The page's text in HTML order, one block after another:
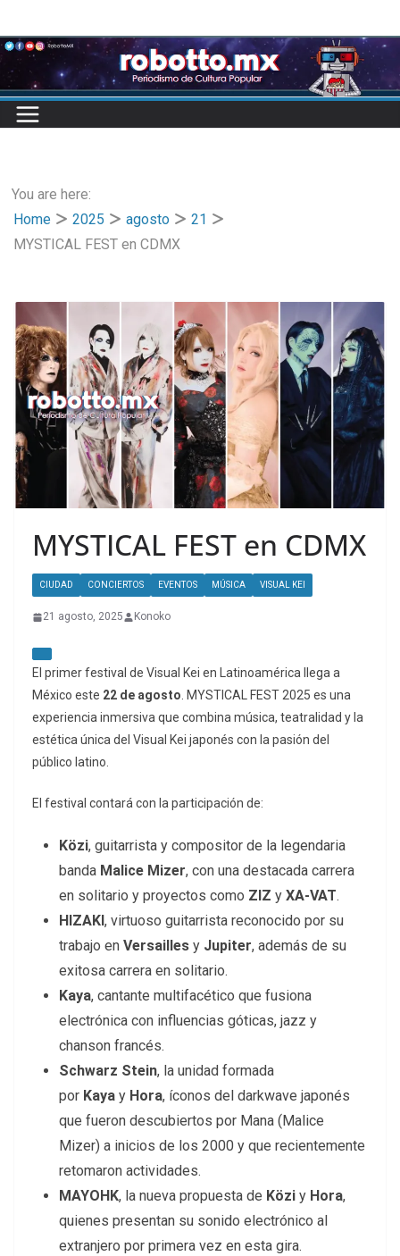
to
content
You are here:
Home
2025 agosto
21
MYSTICAL FEST en CDMX
MYSTICAL FEST en CDMX
CIUDAD CONCIERTOS EVENTOS MÚSICA VISUAL KEI
21 agosto, 2025 Konoko
El primer festival de Visual Kei en Latinoamérica llega a
México este 22 de agosto . MYSTICAL FEST 2025 es una
experiencia inmersiva que combina música, teatralidad y la
estética única del Visual Kei japonés con la pasión del
público latino.
El festival contará con la participación de:
Közi, guitarrista y compositor de la legendaria
banda Malice Mizer, con una destacada carrera
en solitario y proyectos como ZIZ y XA-VAT.
HIZAKI, virtuoso guitarrista reconocido por su
trabajo en Versailles y Jupiter, además de su
exitosa carrera en solitario.
Kaya, cantante multifacético que fusiona
electrónica con influencias góticas, jazz y
chanson francés.
Schwarz Stein, la unidad formada
por Kaya y Hora, íconos del darkwave japonés
que fueron descubiertos por Mana (Malice
Mizer) a inicios de los 2000 y que recientemente
retomaron actividades.
MAYOHK, la nueva propuesta de Közi y Hora,
quienes presentan su sonido electrónico al
extranjero por primera vez en esta gira.